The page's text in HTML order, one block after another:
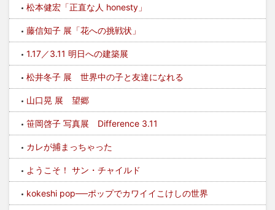
松本健宏「正直な人 honesty」
藤信知子 展「花への挑戦状」
1.17／3.11 明日への建築展
松井冬子 展 世界中の子と友達になれる
山口晃 展 望郷
笹岡啓子 写真展 Difference 3.11
カレが捕まっちゃった
ようこそ！ サン・チャイルド
kokeshi pop──ポップでカワイイこけしの世界